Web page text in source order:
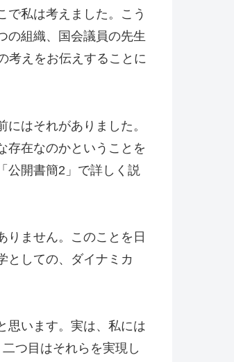
で私は考えました。こう
の組織、国会議員の先生
考えをお伝えすることに
はそれがありました。
存在なのかということを
公開書簡2」で詳しく説
りません。このことを日
としての、ダイナミカ
思います。実は、私には
つ目はそれらを実現し